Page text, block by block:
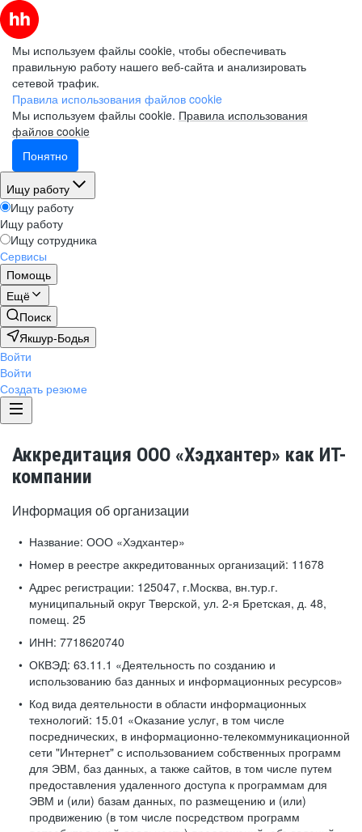
Мы используем файлы cookie, чтобы обеспечивать
правильную работу нашего веб-сайта и анализировать
сетевой трафик.
Правила использования файлов cookie
Мы используем файлы cookie. Правила использования
файлов cookie
Понятно
Ищу работу
Ищу работу
Ищу работу
Ищу сотрудника
Сервисы
Помощь
Ещё
Поиск
Якшур-Бодья
Войти
Войти
Создать резюме
Аккредитация ООО «Хэдхантер» как ИТ-
компании
Информация об организации
Название: ООО «Хэдхантер»
Номер в реестре аккредитованных организаций: 11678
Адрес регистрации: 125047, г.Москва, вн.тур.г.
муниципальный округ Тверской, ул. 2-я Бретская, д. 48,
помещ. 25
ИНН: 7718620740
ОКВЭД: 63.11.1 «Деятельность по созданию и
использованию баз данных и информационных ресурсов»
Код вида деятельности в области информационных
технологий: 15.01 «Оказание услуг, в том числе
посреднических, в информационно-телекоммуникационной
сети "Интернет" с использованием собственных программ
для ЭВМ, баз данных, а также сайтов, в том числе путем
предоставления удаленного доступа к программам для
ЭВМ и (или) базам данных, по размещению и (или)
продвижению (в том числе посредством программ